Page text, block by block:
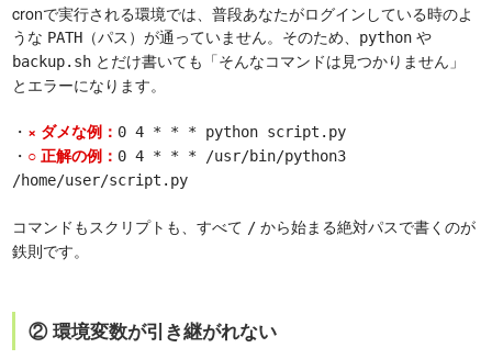
cronで実行される環境では、普段あなたがログインしている時のよ
うな PATH （パス）が通っていません。そのため、 python や
backup.sh とだけ書いても「そんなコマンドは見つかりません」
とエラーになります。
・ × ダメな例： 0 4 * * * python script.py
・ ○ 正解の例： 0 4 * * * /usr/bin/python3
/home/user/script.py
コマンドもスクリプトも、すべて / から始まる絶対パスで書くのが
鉄則です。
② 環境変数が引き継がれない